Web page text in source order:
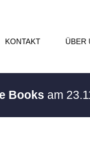
KONTAKT ÜBER
Books am